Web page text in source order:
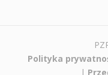
Polityka
|